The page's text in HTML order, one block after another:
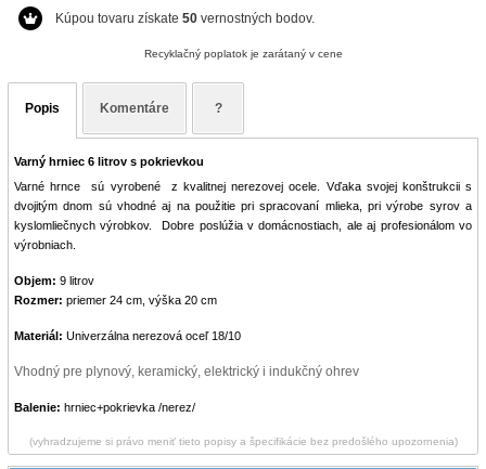
Kúpou tovaru získate 50 vernostných bodov.
Recyklačný poplatok je zarátaný v cene
Popis Komentáre ?
Varný hrniec 6 litrov s pokrievkou
Varné hrnce sú vyrobené z kvalitnej nerezovej ocele. Vďaka svojej konštrukcii s
dvojitým dnom sú vhodné aj na použitie pri spracovaní mlieka, pri výrobe syrov a
kyslomliečnych výrobkov. Dobre poslúžia v domácnostiach, ale aj profesionálom vo
výrobniach.
Objem: 9 litrov
Rozmer: priemer 24 cm, výška 20 cm
Materiál: Univerzálna nerezová oceľ 18/10
Vhodný pre plynový, keramický, elektrický i indukčný ohrev
Balenie: hrniec+pokrievka /nerez/
(vyhradzujeme si právo meniť tieto popisy a špecifikácie bez predošlého upozornenia)